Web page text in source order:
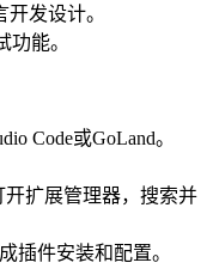
开发设计。
能。
Code或GoLand。
开扩展管理器，搜索并
插件安装和配置。